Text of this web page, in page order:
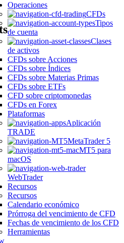
Operaciones
CFDs
Tipos
de cuenta
Clases
de activos
CFDs sobre Acciones
CFDs sobre Índices
CFDs sobre Materias Primas
CFDs sobre ETFs
CFD sobre criptomonedas
CFDs en Forex
Plataformas
Aplicación
TRADE
MetaTrader 5
MT5 para
macOS
WebTrader
Recursos
Recursos
Calendario económico
Prórroga del vencimiento de CFD
Fechas de vencimiento de los CFD
Herramientas